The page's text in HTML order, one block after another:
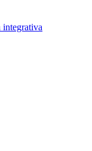
integrativa